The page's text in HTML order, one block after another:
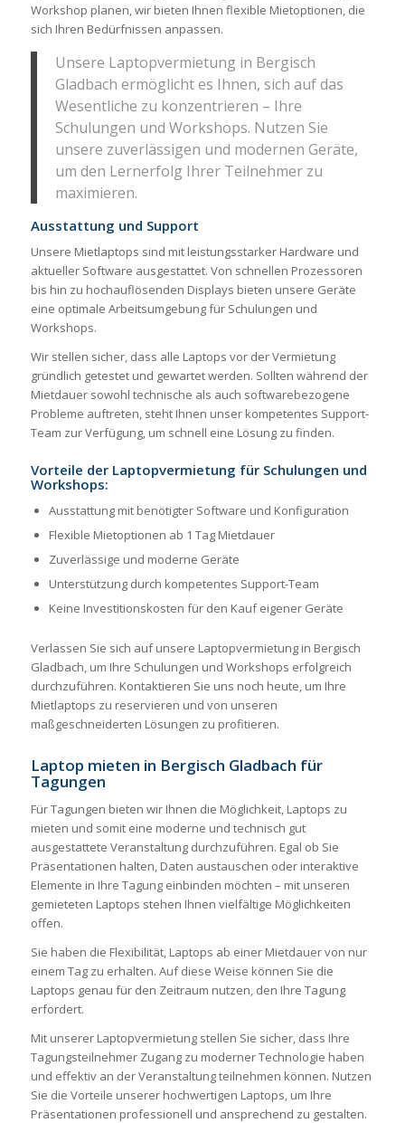
Workshop planen, wir bieten Ihnen flexible Mietoptionen, die
sich Ihren Bedürfnissen anpassen.
Unsere Laptopvermietung in Bergisch
Gladbach ermöglicht es Ihnen, sich auf das
Wesentliche zu konzentrieren – Ihre
Schulungen und Workshops. Nutzen Sie
unsere zuverlässigen und modernen Geräte,
um den Lernerfolg Ihrer Teilnehmer zu
maximieren.
Ausstattung und Support
Unsere Mietlaptops sind mit leistungsstarker Hardware und
aktueller Software ausgestattet. Von schnellen Prozessoren
bis hin zu hochauflösenden Displays bieten unsere Geräte
eine optimale Arbeitsumgebung für Schulungen und
Workshops.
Wir stellen sicher, dass alle Laptops vor der Vermietung
gründlich getestet und gewartet werden. Sollten während der
Mietdauer sowohl technische als auch softwarebezogene
Probleme auftreten, steht Ihnen unser kompetentes Support-
Team zur Verfügung, um schnell eine Lösung zu finden.
Vorteile der Laptopvermietung für Schulungen und
Workshops:
Ausstattung mit benötigter Software und Konfiguration
Flexible Mietoptionen ab 1 Tag Mietdauer
Zuverlässige und moderne Geräte
Unterstützung durch kompetentes Support-Team
Keine Investitionskosten für den Kauf eigener Geräte
Verlassen Sie sich auf unsere Laptopvermietung in Bergisch
Gladbach, um Ihre Schulungen und Workshops erfolgreich
durchzuführen. Kontaktieren Sie uns noch heute, um Ihre
Mietlaptops zu reservieren und von unseren
maßgeschneiderten Lösungen zu profitieren.
Laptop mieten in Bergisch Gladbach für
Tagungen
Für Tagungen bieten wir Ihnen die Möglichkeit, Laptops zu
mieten und somit eine moderne und technisch gut
ausgestattete Veranstaltung durchzuführen. Egal ob Sie
Präsentationen halten, Daten austauschen oder interaktive
Elemente in Ihre Tagung einbinden möchten – mit unseren
gemieteten Laptops stehen Ihnen vielfältige Möglichkeiten
offen.
Sie haben die Flexibilität, Laptops ab einer Mietdauer von nur
einem Tag zu erhalten. Auf diese Weise können Sie die
Laptops genau für den Zeitraum nutzen, den Ihre Tagung
erfordert.
Mit unserer Laptopvermietung stellen Sie sicher, dass Ihre
Tagungsteilnehmer Zugang zu moderner Technologie haben
und effektiv an der Veranstaltung teilnehmen können. Nutzen
Sie die Vorteile unserer hochwertigen Laptops, um Ihre
Präsentationen professionell und ansprechend zu gestalten.